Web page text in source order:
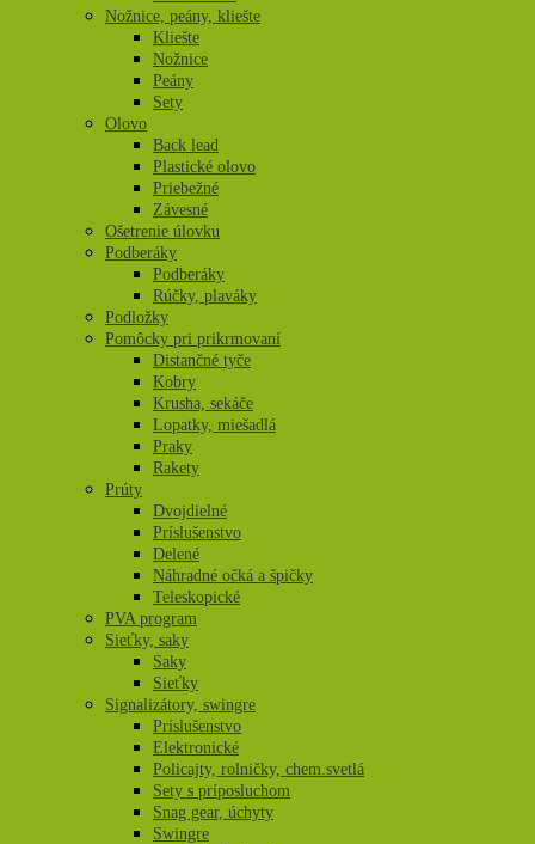
Nožnice, peány, kliešte
Kliešte
Nožnice
Peány
Sety
Olovo
Back lead
Plastické olovo
Priebežné
Závesné
Ošetrenie úlovku
Podberáky
Podberáky
Rúčky, plaváky
Podložky
Pomôcky pri prikrmovaní
Distančné tyče
Kobry
Krusha, sekáče
Lopatky, miešadlá
Praky
Rakety
Prúty
Dvojdielné
Príslušenstvo
Delené
Náhradné očká a špičky
Teleskopické
PVA program
Sieťky, saky
Saky
Sieťky
Signalizátory, swingre
Príslušenstvo
Elektronické
Policajty, rolničky, chem.svetlá
Sety s príposluchom
Snag gear, úchyty
Swingre